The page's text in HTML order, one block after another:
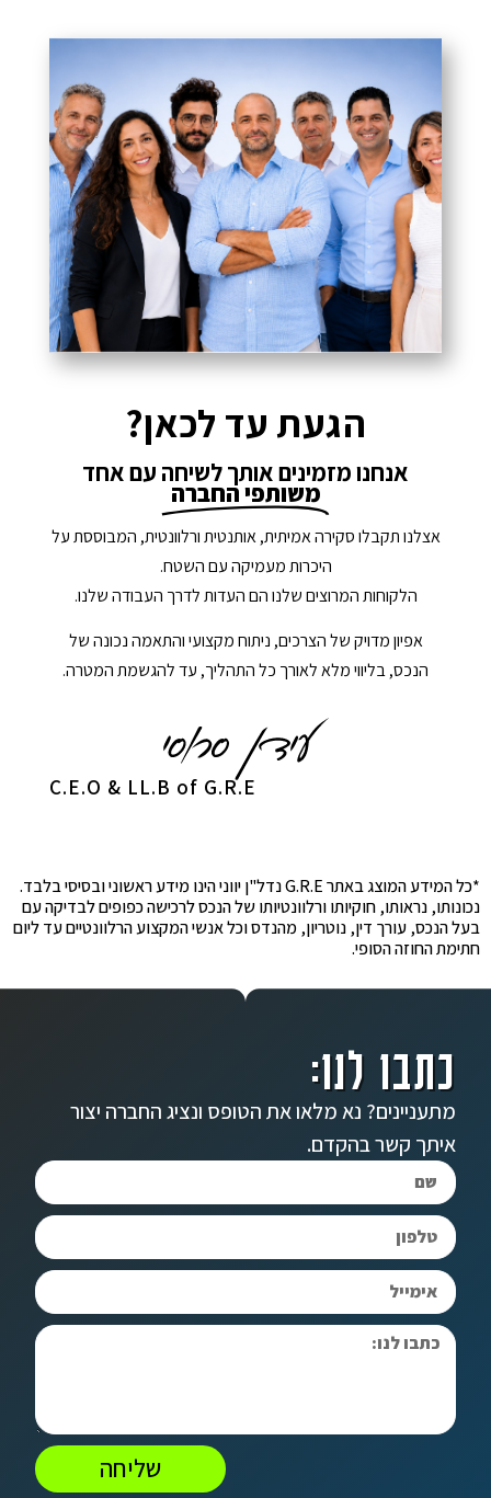
הגעת עד לכאן?
אנחנו מזמינים אותך לשיחה עם אחד
משותפי החברה
אצלנו תקבלו סקירה אמיתית, אותנטית ורלוונטית, המבוססת על
היכרות מעמיקה עם השטח.
הלקוחות המרוצים שלנו הם העדות לדרך העבודה שלנו.
אפיון מדויק של הצרכים, ניתוח מקצועי והתאמה נכונה של
הנכס, בליווי מלא לאורך כל התהליך, עד להגשמת המטרה.
C.E.O & LL.B of G.R.E
*כל המידע המוצג באתר G.R.E נדל"ן יווני הינו מידע ראשוני ובסיסי בלבד.
נכונותו, נראותו, חוקיותו ורלוונטיותו של הנכס לרכישה כפופים לבדיקה עם
בעל הנכס, עורך דין, נוטריון, מהנדס וכל אנשי המקצוע הרלוונטיים עד ליום
חתימת החוזה הסופי.
כתבו לנו:
מתעניינים? נא מלאו את הטופס ונציג החברה יצור
איתך קשר בהקדם.
שליחה